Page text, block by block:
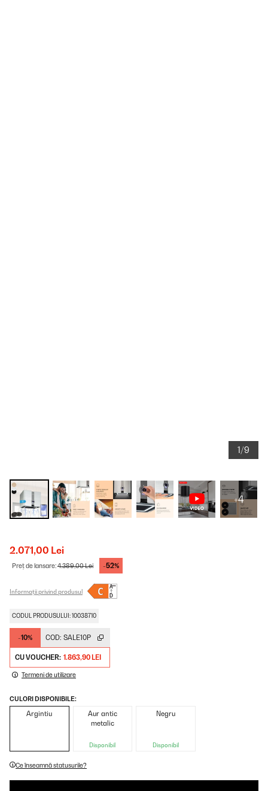
1/9
+4
2.071,00 Lei
Preț de lansare:4.389,00 Lei -52%
Informații privind produsul
CODUL PRODUSULUI: 10038710
-10% COD: SALE10P
CU VOUCHER: 1.863,90 LEI
Termeni de utilizare
CULORI DISPONIBILE:
Argintiu
Aur antic
metalic
Disponibil
Negru
Disponibil
Ce înseamnă statusurile?